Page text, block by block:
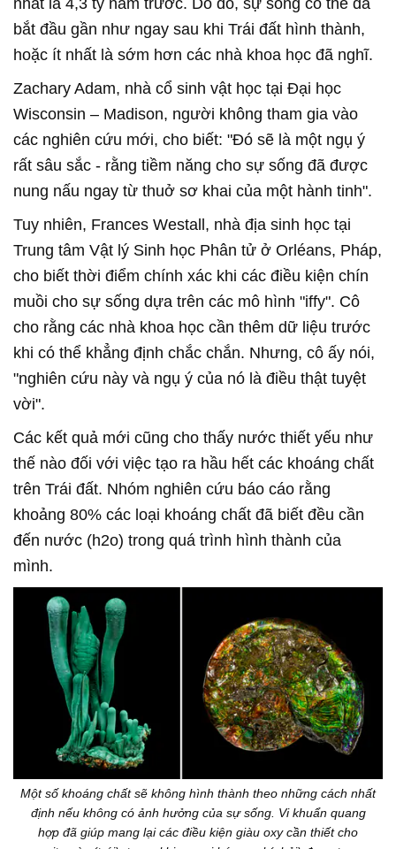
nhất là 4,3 tỷ năm trước. Do đó, sự sống có thể đã
bắt đầu gần như ngay sau khi Trái đất hình thành,
hoặc ít nhất là sớm hơn các nhà khoa học đã nghĩ.
Zachary Adam, nhà cổ sinh vật học tại Đại học
Wisconsin – Madison, người không tham gia vào
các nghiên cứu mới, cho biết: "Đó sẽ là một ngụ ý
rất sâu sắc - rằng tiềm năng cho sự sống đã được
nung nấu ngay từ thuở sơ khai của một hành tinh".
Tuy nhiên, Frances Westall, nhà địa sinh học tại
Trung tâm Vật lý Sinh học Phân tử ở Orléans, Pháp,
cho biết thời điểm chính xác khi các điều kiện chín
muồi cho sự sống dựa trên các mô hình "iffy". Cô
cho rằng các nhà khoa học cần thêm dữ liệu trước
khi có thể khẳng định chắc chắn. Nhưng, cô ấy nói,
"nghiên cứu này và ngụ ý của nó là điều thật tuyệt
vời".
Các kết quả mới cũng cho thấy nước thiết yếu như
thế nào đối với việc tạo ra hầu hết các khoáng chất
trên Trái đất. Nhóm nghiên cứu báo cáo rằng
khoảng 80% các loại khoáng chất đã biết đều cần
đến nước (h2o) trong quá trình hình thành của
mình.
Một số khoáng chất sẽ không hình thành theo những cách nhất
định nếu không có ảnh hưởng của sự sống. Vi khuẩn quang
hợp đã giúp mang lại các điều kiện giàu oxy cần thiết cho